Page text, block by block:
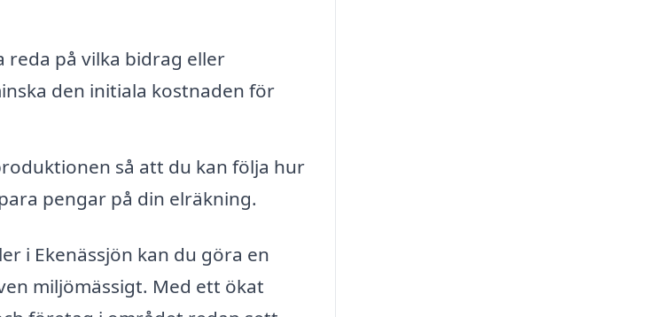
reda på vilka bidrag eller
den initiala kostnaden för
så att du kan följa hur
pengar på din elräkning.
i Ekenässjön kan du göra en
miljömässigt. Med ett ökat